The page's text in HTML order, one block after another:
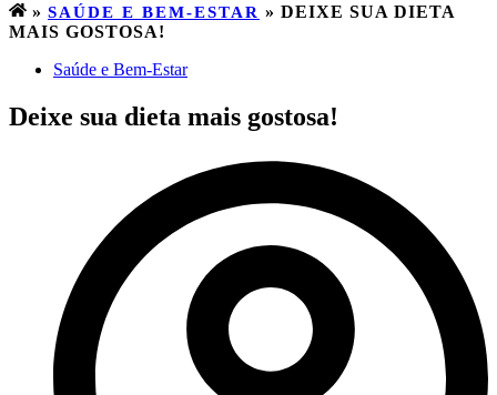
» SAÚDE E BEM-ESTAR » DEIXE SUA DIETA
MAIS GOSTOSA!
Saúde e Bem-Estar
Deixe sua dieta mais gostosa!